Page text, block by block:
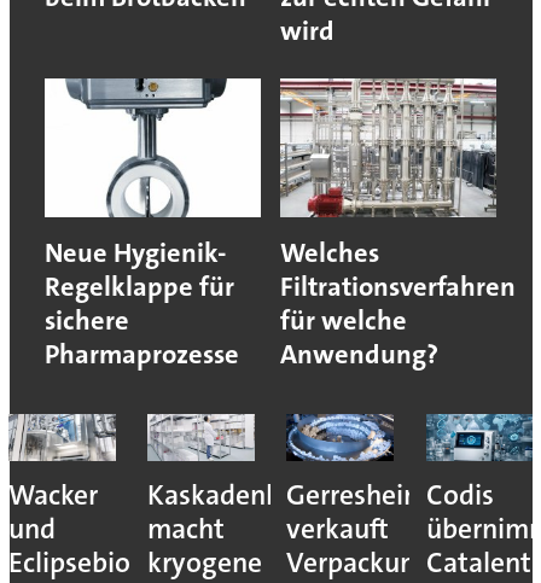
wird
Neue Hygienik-
Regelklappe für
sichere
Pharmaprozesse
Welches
Filtrationsverfahren
für welche
Anwendung?
Wacker
und
Eclipsebio
Kaskadenkonzept
macht
kryogene
Gerresheimer
verkauft
Verpackungs-
Codis
Catalent-